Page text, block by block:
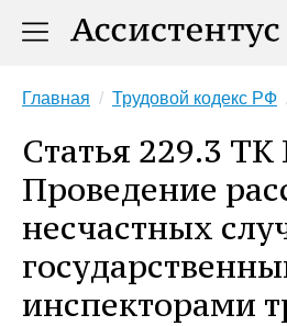
Главная Трудовой кодекс РФ
Статья 229.3 ТК
Проведение
несчастных
инспекторами